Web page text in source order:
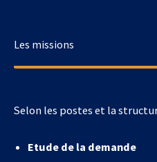
Selon les postes et la
Etude de la demande